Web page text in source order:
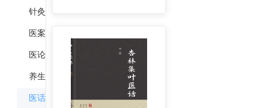
针灸
医案
医论
养生
医话